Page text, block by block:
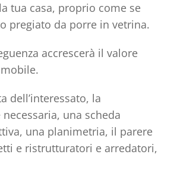
tua casa, proprio come se
pregiato da porre in vetrina.
accrescerà il valore
dell’interessato, la
una scheda
una planimetria, il parere
e ristrutturatori e arredatori,